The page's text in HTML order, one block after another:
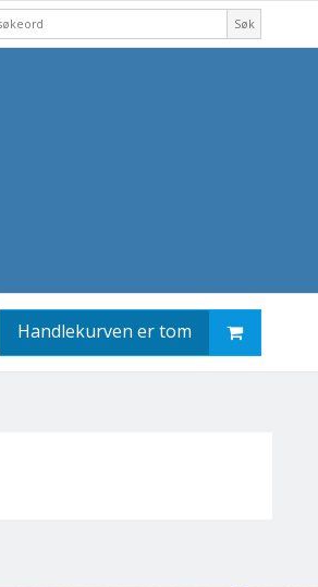
Søk
Handlekurven er tom